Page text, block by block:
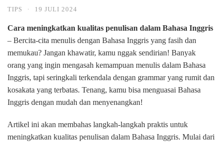
TIPS · 19 JULI 2024
Cara meningkatkan kualitas penulisan dalam Bahasa Inggris
– Bercita-cita menulis dengan Bahasa Inggris yang fasih dan
memukau? Jangan khawatir, kamu nggak sendirian! Banyak
orang yang ingin mengasah kemampuan menulis dalam Bahasa
Inggris, tapi seringkali terkendala dengan grammar yang rumit dan
kosakata yang terbatas. Tenang, kamu bisa menguasai Bahasa
Inggris dengan mudah dan menyenangkan!
Artikel ini akan membahas langkah-langkah praktis untuk
meningkatkan kualitas penulisan dalam Bahasa Inggris. Mulai dari